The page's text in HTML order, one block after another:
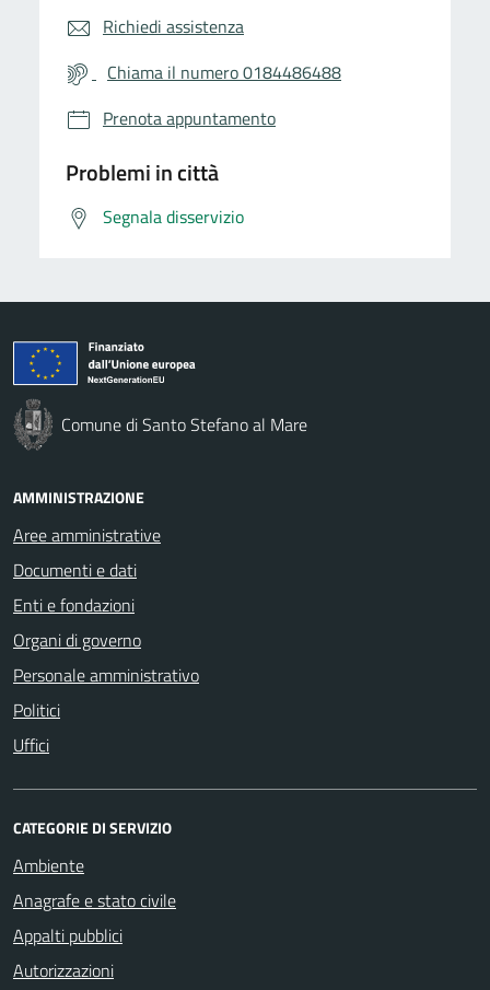
Richiedi assistenza
Chiama il numero 0184486488
Prenota appuntamento
Problemi in città
Segnala disservizio
Comune di Santo Stefano al Mare
AMMINISTRAZIONE
Aree amministrative
Documenti e dati
Enti e fondazioni
Organi di governo
Personale amministrativo
Politici
Uffici
CATEGORIE DI SERVIZIO
Ambiente
Anagrafe e stato civile
Appalti pubblici
Autorizzazioni